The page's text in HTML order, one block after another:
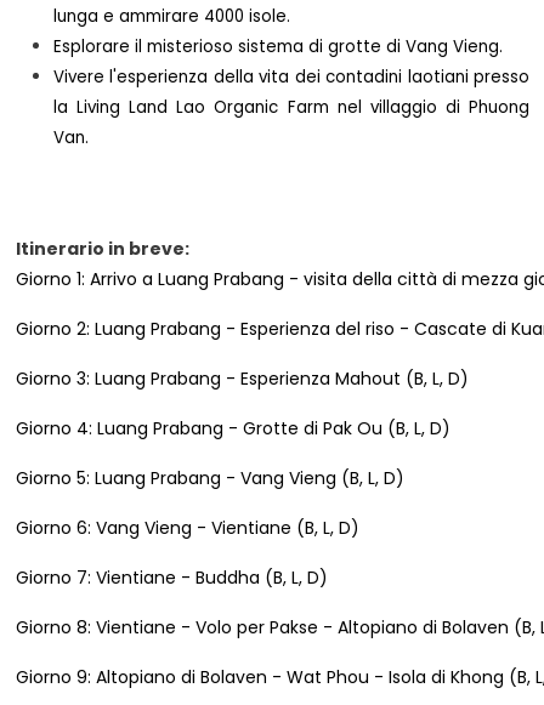
lunga e ammirare 4000 isole.
Esplorare il misterioso sistema di grotte di Vang Vieng.
Vivere l'esperienza della vita dei contadini laotiani presso
la Living Land Lao Organic Farm nel villaggio di Phuong
Van.
Itinerario in breve:
Giorno 1: Arrivo a Luang Prabang - visita della città di mezza
Giorno 2: Luang Prabang - Esperienza del riso - Cascate di
Giorno 3: Luang Prabang - Esperienza Mahout (B, L, D)
Giorno 4: Luang Prabang - Grotte di Pak Ou (B, L, D)
Giorno 5: Luang Prabang - Vang Vieng (B, L, D)
Giorno 6: Vang Vieng - Vientiane (B, L, D)
Giorno 7: Vientiane - Buddha (B, L, D)
Giorno 8: Vientiane - Volo per Pakse - Altopiano di Bolaven (B,
Giorno 9: Altopiano di Bolaven - Wat Phou - Isola di Khong (B,